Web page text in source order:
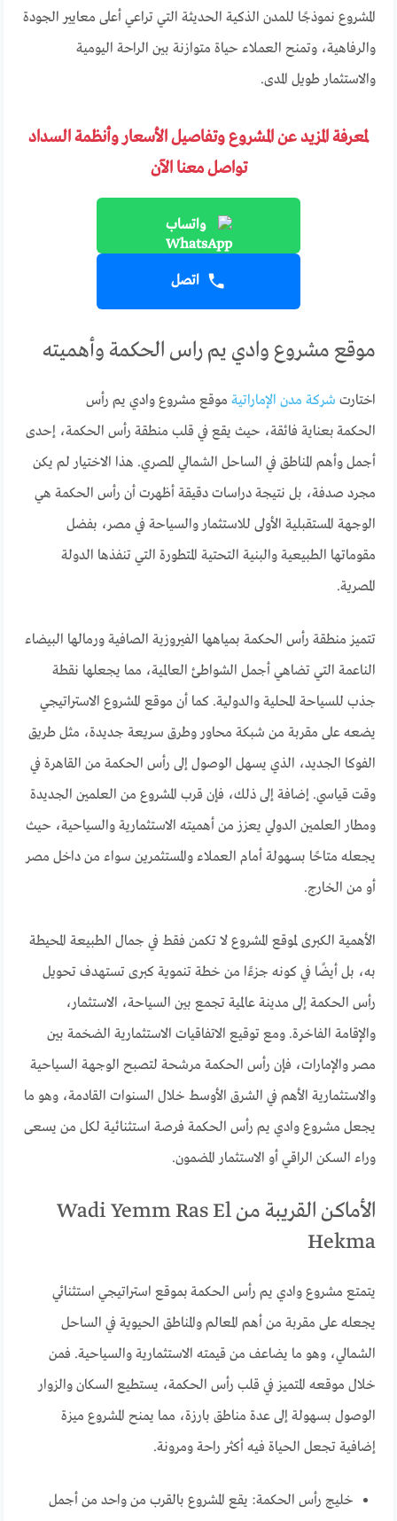
المشروع نموذجًا للمدن الذكية الحديثة التي تراعي أعلى معايير الجودة
والرفاهية، وتمنح العملاء حياة متوازنة بين الراحة اليومية
والاستثمار طويل المدى.
لمعرفة المزيد عن المشروع وتفاصيل الأسعار وأنظمة السداد
تواصل معنا الآن
واتساب
اتصل
موقع مشروع وادي يم راس الحكمة وأهميته
اختارت شركة مدن الإماراتية موقع مشروع وادي يم رأس
الحكمة بعناية فائقة، حيث يقع في قلب منطقة رأس الحكمة، إحدى
أجمل وأهم المناطق في الساحل الشمالي المصري. هذا الاختيار لم يكن
مجرد صدفة، بل نتيجة دراسات دقيقة أظهرت أن رأس الحكمة هي
الوجهة المستقبلية الأولى للاستثمار والسياحة في مصر، بفضل
مقوماتها الطبيعية والبنية التحتية المتطورة التي تنفذها الدولة
المصرية.
تتميز منطقة رأس الحكمة بمياهها الفيروزية الصافية ورمالها البيضاء
الناعمة التي تضاهي أجمل الشواطئ العالمية، مما يجعلها نقطة
جذب للسياحة المحلية والدولية. كما أن موقع المشروع الاستراتيجي
يضعه على مقربة من شبكة محاور وطرق سريعة جديدة، مثل طريق
الفوكا الجديد، الذي يسهل الوصول إلى رأس الحكمة من القاهرة في
وقت قياسي. إضافة إلى ذلك، فإن قرب المشروع من العلمين الجديدة
ومطار العلمين الدولي يعزز من أهميته الاستثمارية والسياحية، حيث
يجعله متاحًا بسهولة أمام العملاء والمستثمرين سواء من داخل مصر
أو من الخارج.
الأهمية الكبرى لموقع المشروع لا تكمن فقط في جمال الطبيعة المحيطة
به، بل أيضًا في كونه جزءًا من خطة تنموية كبرى تستهدف تحويل
رأس الحكمة إلى مدينة عالمية تجمع بين السياحة، الاستثمار،
والإقامة الفاخرة. ومع توقيع الاتفاقيات الاستثمارية الضخمة بين
مصر والإمارات، فإن رأس الحكمة مرشحة لتصبح الوجهة السياحية
والاستثمارية الأهم في الشرق الأوسط خلال السنوات القادمة، وهو ما
يجعل مشروع وادي يم رأس الحكمة فرصة استثنائية لكل من يسعى
وراء السكن الراقي أو الاستثمار المضمون.
الأماكن القريبة من Wadi Yemm Ras El
Hekma
يتمتع مشروع وادي يم رأس الحكمة بموقع استراتيجي استثنائي
يجعله على مقربة من أهم المعالم والمناطق الحيوية في الساحل
الشمالي، وهو ما يضاعف من قيمته الاستثمارية والسياحية. فمن
خلال موقعه المتميز في قلب رأس الحكمة، يستطيع السكان والزوار
الوصول بسهولة إلى عدة مناطق بارزة، مما يمنح المشروع ميزة
إضافية تجعل الحياة فيه أكثر راحة ومرونة.
خليج رأس الحكمة: يقع المشروع بالقرب من واحد من أجمل